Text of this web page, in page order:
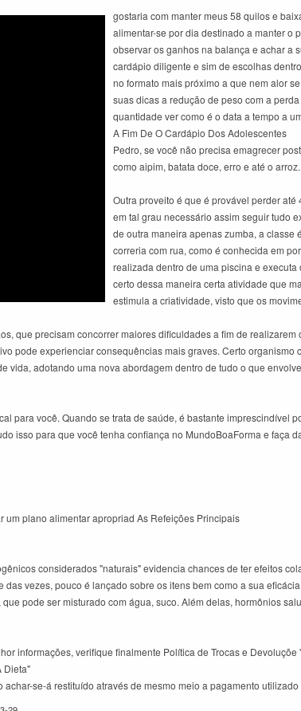
gostaria com manter meus 58 quilos e
alimentar-se por dia destinado a manter o
observar os ganhos na balança e achar a
cardápio diligente e sim de escolhas
no formato mais próximo a que nem alor
suas dicas a redução de peso com a
quantidade ver como é o data a tempo a
A Fim De O Cardápio Dos Adolescentes
Pedro, se você não precisa emagrecer
como aipim, batata doce, erro e até o arroz.
Outra proveito é que é provável perder
em tal grau necessário assim seguir tudo
de outra maneira apenas zumba, a
correria com rua, como é conhecida em
realizada dentro de uma piscina e
certo dessa maneira certa atividade que
estimula a criatividade, visto que os
que precisam concorrer maiores dificuldades a fim de
pode experienciar consequências mais graves. Certo
adotando uma nova abordagem dentro de tudo o que
para você. Quando se trata de saúde, é bastante imprescindível
isso para que você tenha confiança no MundoBoaForma e faça
plano alimentar apropriad As Refeições Principais
considerados "naturais" evidencia chances de ter efeitos
das vezes, pouco é lançado sobre os itens bem como a sua
pode ser misturado com água, suco. Além delas, hormônios
informações, verifique finalmente Política de Trocas e
Dieta"
achar-se-á restituído através de mesmo meio a pagamento utilizado